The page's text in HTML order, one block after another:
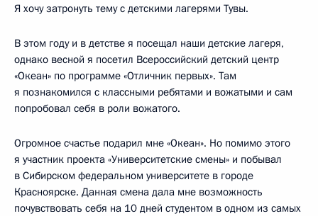
Я хочу затронуть тему с детскими лагерями Тувы.
В этом году и в детстве я посещал наши детские лагеря,
однако весной я посетил Всероссийский детский центр
«Океан» по программе «Отличник первых». Там
я познакомился с классными ребятами и вожатыми и сам
попробовал себя в роли вожатого.
Огромное счастье подарил мне «Океан». Но помимо этого
я участник проекта «Университетские смены» и побывал
в Сибирском федеральном университете в городе
Красноярске. Данная смена дала мне возможность
почувствовать себя на 10 дней студентом в одном из самых